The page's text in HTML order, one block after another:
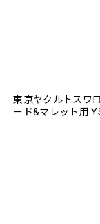
東京ヤクルトスワ
ード&マレット用